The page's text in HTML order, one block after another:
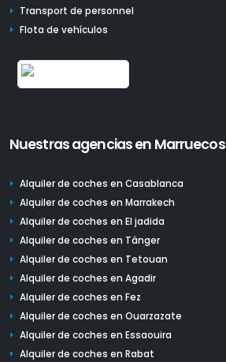
Transport de personnel
Flota de vehículos
Nuestras agencias en Marruecos
Alquiler de coches en Casablanca
Alquiler de coches en Marrakech
Alquiler de coches en El jadida
Alquiler de coches en Tánger
Alquiler de coches en Tetouan
Alquiler de coches en Agadir
Alquiler de coches en Fez
Alquiler de coches en Ouarzazate
Alquiler de coches en Essaouira
Alquiler de coches en Rabat